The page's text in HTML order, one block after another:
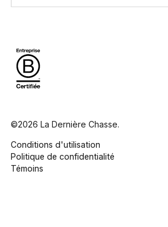
©2026 La Dernière Chasse.
Conditions d'utilisation
Politique de confidentialité
Témoins